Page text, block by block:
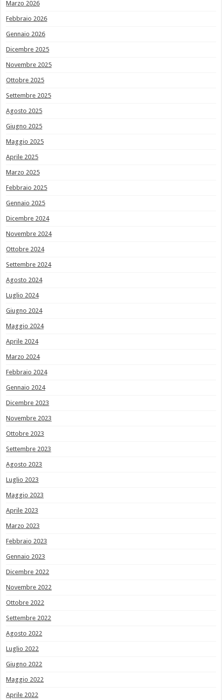
Marzo 2026
Febbraio 2026
Gennaio 2026
Dicembre 2025
Novembre 2025
Ottobre 2025
Settembre 2025
Agosto 2025
Giugno 2025
Maggio 2025
Aprile 2025
Marzo 2025
Febbraio 2025
Gennaio 2025
Dicembre 2024
Novembre 2024
Ottobre 2024
Settembre 2024
Agosto 2024
Luglio 2024
Giugno 2024
Maggio 2024
Aprile 2024
Marzo 2024
Febbraio 2024
Gennaio 2024
Dicembre 2023
Novembre 2023
Ottobre 2023
Settembre 2023
Agosto 2023
Luglio 2023
Maggio 2023
Aprile 2023
Marzo 2023
Febbraio 2023
Gennaio 2023
Dicembre 2022
Novembre 2022
Ottobre 2022
Settembre 2022
Agosto 2022
Luglio 2022
Giugno 2022
Maggio 2022
Aprile 2022